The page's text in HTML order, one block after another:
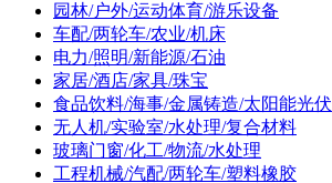
园林/户外/运动体育/游乐设备
车配/两轮车/农业/机床
电力/照明/新能源/石油
家居/酒店/家具/珠宝
食品饮料/海事/金属铸造/太阳能光伏
无人机/实验室/水处理/复合材料
玻璃门窗/化工/物流/水处理
工程机械/汽配/两轮车/塑料橡胶